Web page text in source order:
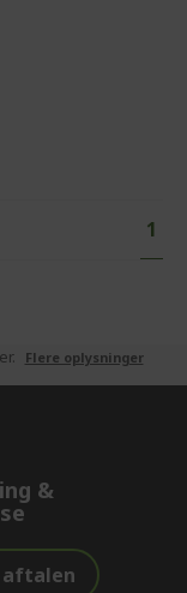
1
Flere oplysninger
&
aftalen